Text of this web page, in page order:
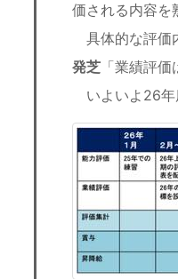
価される内容を
具体的な評価
発芝 「業績評
いよいよ26年